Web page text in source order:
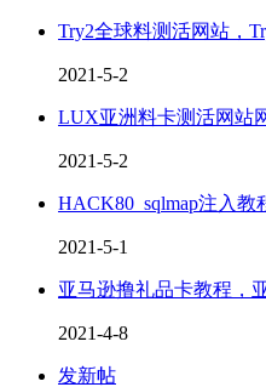
Try2全球料测活网站，
2021-5-2
LUX亚洲料卡测活网站
2021-5-2
HACK80_sqlmap注入
2021-5-1
亚马逊撸礼品卡教程，
2021-4-8
发新帖